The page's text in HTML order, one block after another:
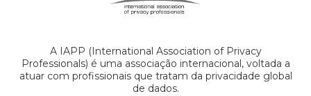
A IAPP (International Association of Privacy
Professionals) é uma associação internacional, voltada a
atuar com profissionais que tratam da privacidade global
de dados.